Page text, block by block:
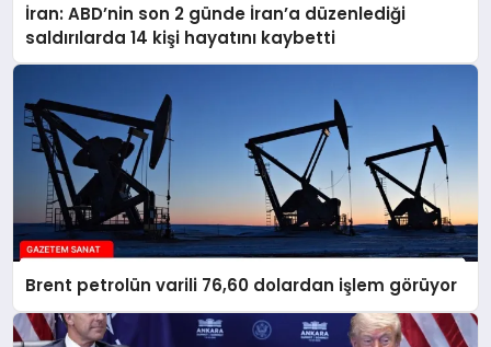
İran: ABD’nin son 2 günde İran’a düzenlediği
saldırılarda 14 kişi hayatını kaybetti
Brent petrolün varili 76,60 dolardan işlem görüyor